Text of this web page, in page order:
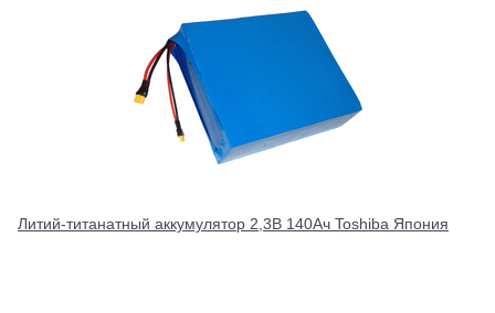
Литий-титанатный аккумулятор 2,3В 140Ач Toshiba Япония